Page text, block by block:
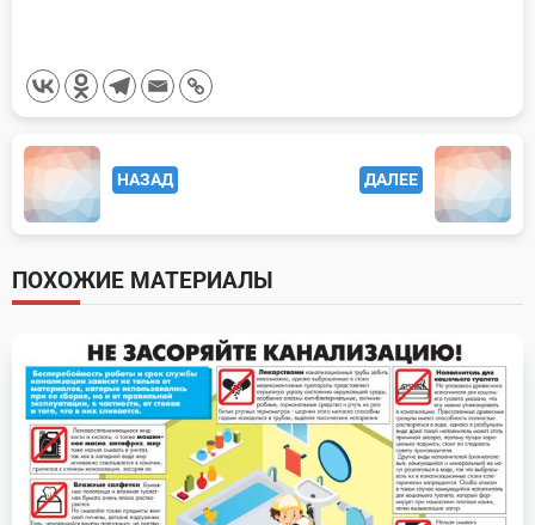
<span
class="nav-
subtitle
screen-
reader-
text">Page</span>
НАЗАД ДАЛЕЕ
ПОХОЖИЕ МАТЕРИАЛЫ